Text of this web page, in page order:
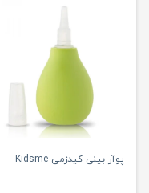
پوآر بینی کیدزمی Kidsme